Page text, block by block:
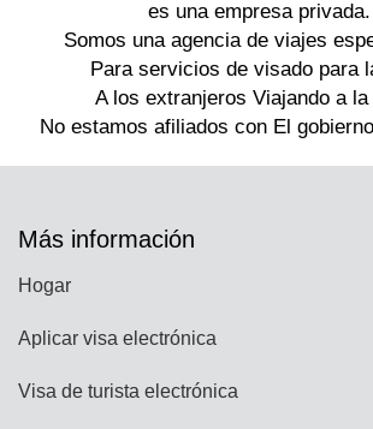
Más información
Hogar
Aplicar visa electrónica
Visa de turista electrónica